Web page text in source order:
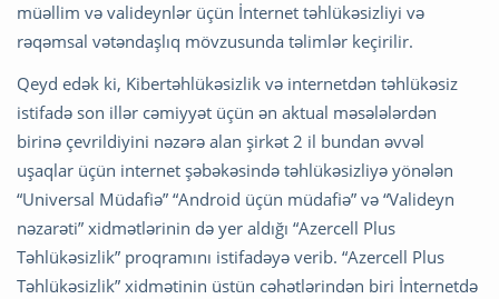
müəllim və valideynlər üçün İnternet təhlükəsizliyi və
rəqəmsal vətəndaşlıq mövzusunda təlimlər keçirilir.
Qeyd edək ki, Kibertəhlükəsizlik və internetdən təhlükəsiz
istifadə son illər cəmiyyət üçün ən aktual məsələlərdən
birinə çevrildiyini nəzərə alan şirkət 2 il bundan əvvəl
uşaqlar üçün internet şəbəkəsində təhlükəsizliyə yönələn
“Universal Müdafiə” “Android üçün müdafiə” və “Valideyn
nəzarəti” xidmətlərinin də yer aldığı “Azercell Plus
Təhlükəsizlik” proqramını istifadəyə verib. “Azercell Plus
Təhlükəsizlik” xidmətinin üstün cəhətlərindən biri İnternetdə